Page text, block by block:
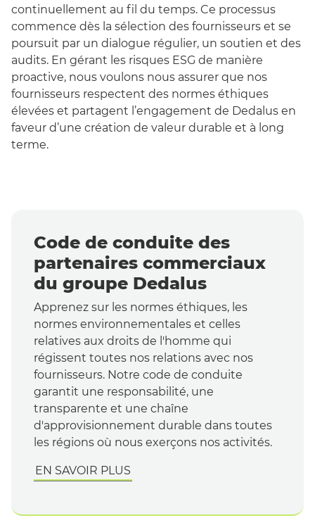
continuellement au fil du temps. Ce processus
commence dès la sélection des fournisseurs et se
poursuit par un dialogue régulier, un soutien et des
audits. En gérant les risques ESG de manière
proactive, nous voulons nous assurer que nos
fournisseurs respectent des normes éthiques
élevées et partagent l’engagement de Dedalus en
faveur d’une création de valeur durable et à long
terme.
Code de conduite des
partenaires commerciaux
du groupe Dedalus
Apprenez sur les normes éthiques, les
normes environnementales et celles
relatives aux droits de l'homme qui
régissent toutes nos relations avec nos
fournisseurs. Notre code de conduite
garantit une responsabilité, une
transparente et une chaîne
d'approvisionnement durable dans toutes
les régions où nous exerçons nos activités.
EN SAVOIR PLUS